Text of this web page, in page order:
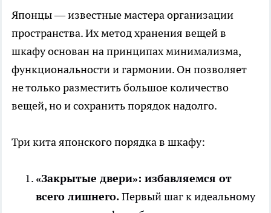
Японцы — известные мастера организации
пространства. Их метод хранения вещей в
шкафу основан на принципах минимализма,
функциональности и гармонии. Он позволяет
не только разместить большое количество
вещей, но и сохранить порядок надолго.
Три кита японского порядка в шкафу:
«Закрытые двери»: избавляемся от
всего лишнего.Первый шаг к идеальному